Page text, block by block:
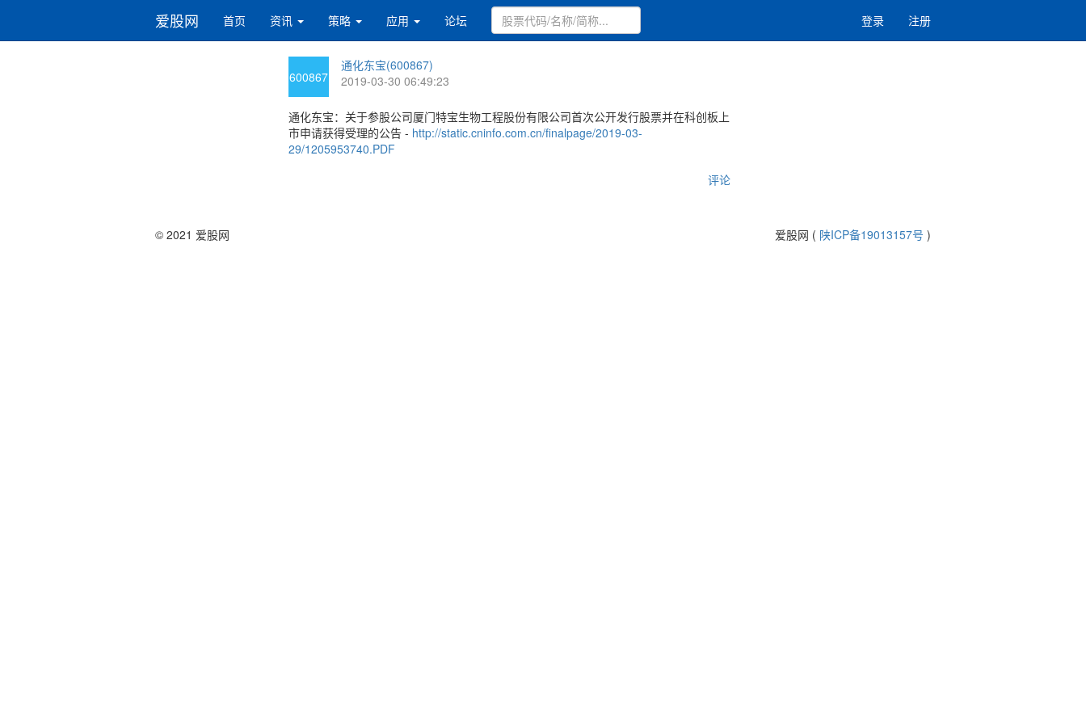
爱股网 首页 资讯 策略 应用 论坛 登录 注册
600867
通化东宝(600867)
2019-03-30 06:49:23
通化东宝：关于参股公司厦门特宝生物工程股份有限公司首次公开发行股票并在科创板上
市申请获得受理的公告 - http://static.cninfo.com.cn/finalpage/2019-03-
29/1205953740.PDF
评论
© 2021 爱股网 爱股网 ( 陕ICP备19013157号 )